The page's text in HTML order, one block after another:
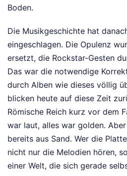
Boden.
Die Musikgeschichte hat
eingeschlagen. Die Opulenz
ersetzt, die Rockstar-Gesten
Das war die notwendige
durch Alben wie dieses völlig
blicken heute auf diese Zeit
Römische Reich kurz vor dem
war laut, alles war golden.
bereits aus Sand. Wer die
nicht nur die Melodien hören,
einer Welt, die sich gerade